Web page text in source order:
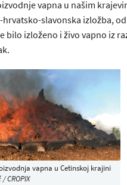
vapna u našim
slavonska izložba,
bilo izloženo i živo vapno iz
vapna u Cetinskoj krajini
CROPIX